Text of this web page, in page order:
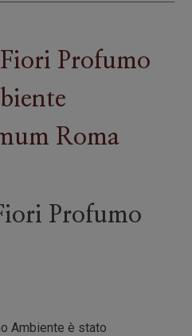
Profumo
Roma
Profumo
Ambiente è stato